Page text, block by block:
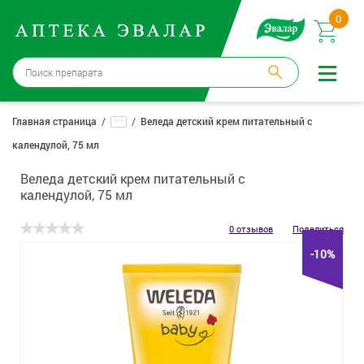
0
Москва→
12 аптек
Войти |
Доставка и оплата
Способ получения:
не выбран,изменить
Главная страница ...
Веледа детский крем питательный с
календулой, 75 мл
Веледа детский крем питательный с
календулой, 75 мл
0 отзывов Поделиться
-10%